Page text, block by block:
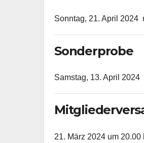
Sonntag, 21. April 2024
Sonderprobe
Samstag, 13. April 2024
21. März 2024 um